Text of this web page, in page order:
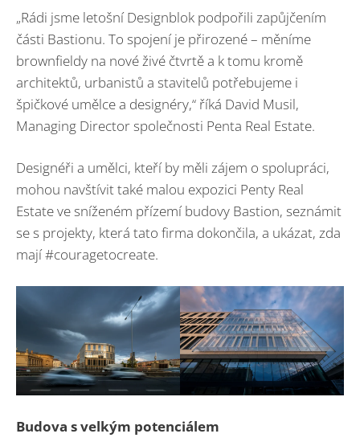
„Rádi jsme letošní Designblok podpořili zapůjčením
části Bastionu. To spojení je přirozené – měníme
brownfieldy na nové živé čtvrtě a k tomu kromě
architektů, urbanistů a stavitelů potřebujeme i
špičkové umělce a designéry,“ říká David Musil,
Managing Director společnosti Penta Real Estate.
Designéři a umělci, kteří by měli zájem o spolupráci,
mohou navštívit také malou expozici Penty Real
Estate ve sníženém přízemí budovy Bastion, seznámit
se s projekty, která tato firma dokončila, a ukázat, zda
mají #couragetocreate.
Budova s velkým potenciálem